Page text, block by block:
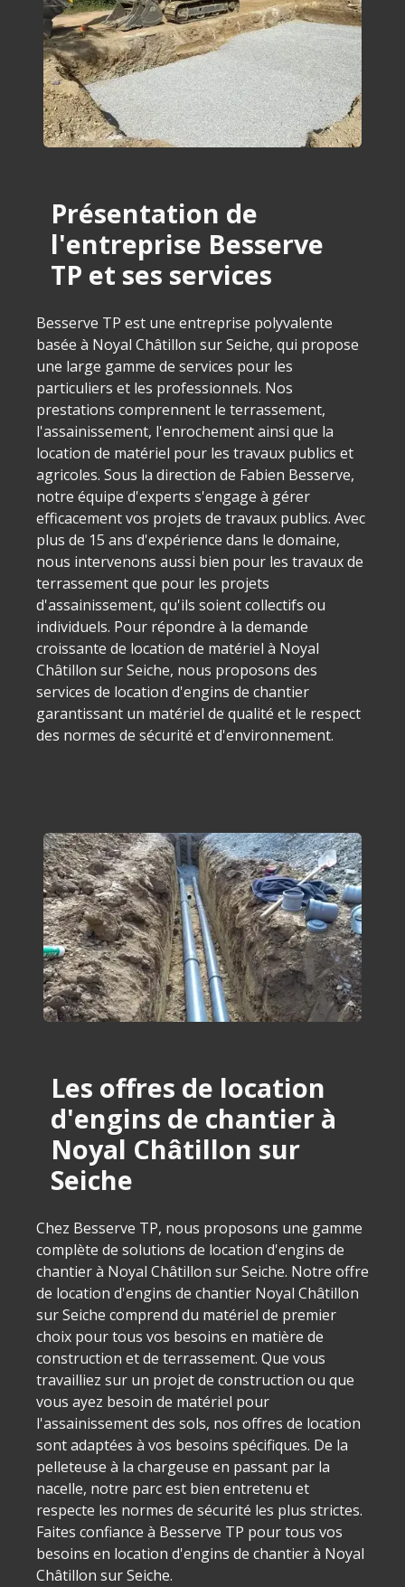
Présentation de
l'entreprise Besserve
TP et ses services
Besserve TP est une entreprise polyvalente
basée à Noyal Châtillon sur Seiche, qui propose
une large gamme de services pour les
particuliers et les professionnels. Nos
prestations comprennent le terrassement,
l'assainissement, l'enrochement ainsi que la
location de matériel pour les travaux publics et
agricoles. Sous la direction de Fabien Besserve,
notre équipe d'experts s'engage à gérer
efficacement vos projets de travaux publics. Avec
plus de 15 ans d'expérience dans le domaine,
nous intervenons aussi bien pour les travaux de
terrassement que pour les projets
d'assainissement, qu'ils soient collectifs ou
individuels. Pour répondre à la demande
croissante de location de matériel à Noyal
Châtillon sur Seiche, nous proposons des
services de location d'engins de chantier
garantissant un matériel de qualité et le respect
des normes de sécurité et d'environnement.
Les offres de location
d'engins de chantier à
Noyal Châtillon sur
Seiche
Chez Besserve TP, nous proposons une gamme
complète de solutions de location d'engins de
chantier à Noyal Châtillon sur Seiche. Notre offre
de location d'engins de chantier Noyal Châtillon
sur Seiche comprend du matériel de premier
choix pour tous vos besoins en matière de
construction et de terrassement. Que vous
travailliez sur un projet de construction ou que
vous ayez besoin de matériel pour
l'assainissement des sols, nos offres de location
sont adaptées à vos besoins spécifiques. De la
pelleteuse à la chargeuse en passant par la
nacelle, notre parc est bien entretenu et
respecte les normes de sécurité les plus strictes.
Faites confiance à Besserve TP pour tous vos
besoins en location d'engins de chantier à Noyal
Châtillon sur Seiche.